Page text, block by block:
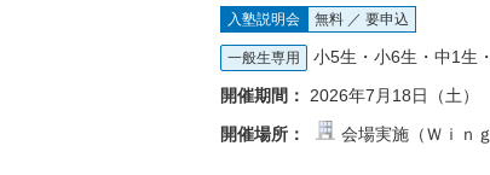
入塾説明会 無料 ／ 要申込
一般生専用
小5生・小6生・中1生
開催期間：
2026年7月18日（土）
開催場所：
会場実施（Ｗｉｎ